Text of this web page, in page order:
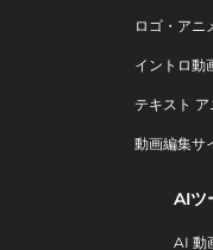
ロゴ・アニ
イントロ動
テキスト
動画編集サ
AIツ
AI 動